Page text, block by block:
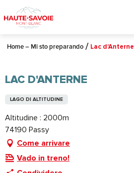
au
contenu
principal
Home – Mi sto preparando Lac d'Anterne
LAC D'ANTERNE
LAGO DI ALTITUDINE
Altitudine : 2000m
74190 Passy
Come arrivare
Vado in treno!